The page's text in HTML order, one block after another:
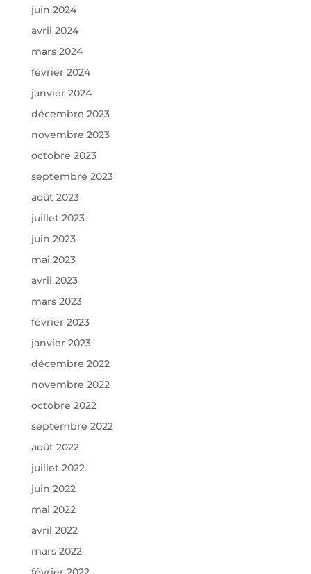
juin 2024
avril 2024
mars 2024
février 2024
janvier 2024
décembre 2023
novembre 2023
octobre 2023
septembre 2023
août 2023
juillet 2023
juin 2023
mai 2023
avril 2023
mars 2023
février 2023
janvier 2023
décembre 2022
novembre 2022
octobre 2022
septembre 2022
août 2022
juillet 2022
juin 2022
mai 2022
avril 2022
mars 2022